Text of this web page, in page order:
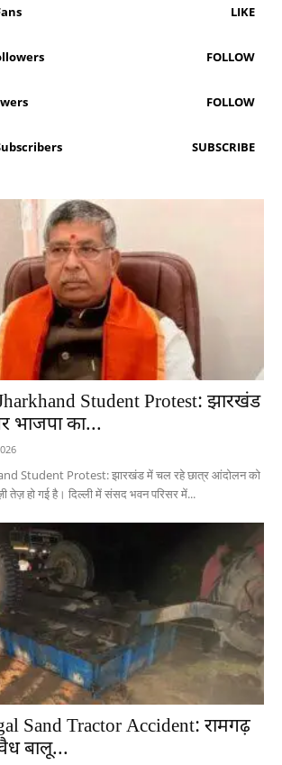
LIKE
FOLLOW
FOLLOW
SUBSCRIBE
Student Protest: झारखंड
भाजपा का...
Student Protest: झारखंड में चल रहे छात्र आंदोलन को
तेज़ हो गई है। दिल्ली में संसद भवन परिसर में...
Sand Tractor Accident: रामगढ़
बालू...